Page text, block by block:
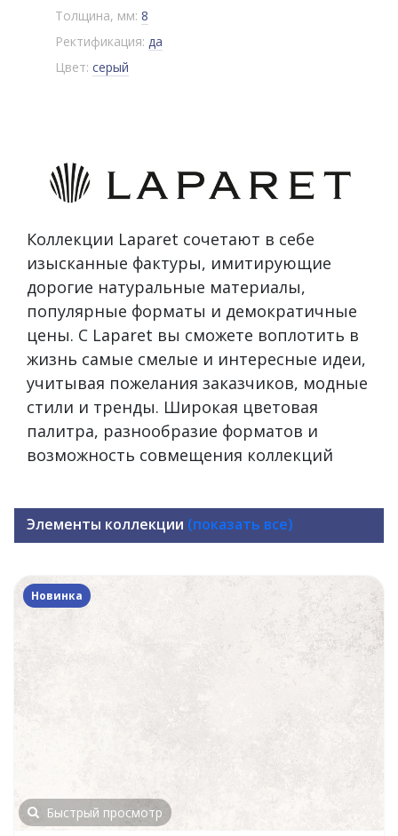
Толщина, мм: 8
Ректификация: да
Цвет: серый
Коллекции Laparet сочетают в себе
изысканные фактуры, имитирующие
дорогие натуральные материалы,
популярные форматы и демократичные
цены. С Laparet вы сможете воплотить в
жизнь самые смелые и интересные идеи,
учитывая пожелания заказчиков, модные
стили и тренды. Широкая цветовая
палитра, разнообразие форматов и
возможность совмещения коллекций
Элементы коллекции (показать все)
Новинка
Быстрый просмотр